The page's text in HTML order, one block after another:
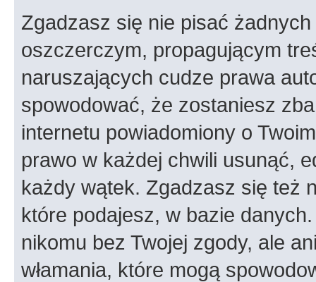
Zgadzasz się nie pisać
oszczerczym, propagującym
naruszających cudze prawa
spowodować, że zostaniesz
internetu powiadomiony o
prawo w każdej chwili usunąć,
każdy wątek. Zgadzasz się też
które podajesz, w bazie
nikomu bez Twojej zgody, ale
włamania, które mogą